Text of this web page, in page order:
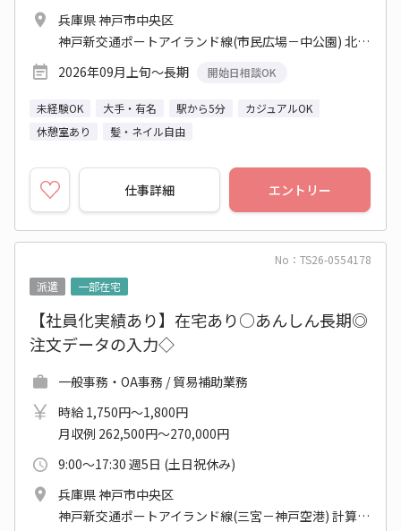
兵庫県 神戸市中央区
神戸新交通ポートアイランド線(市民広場－中公園) 北埠頭駅 他
2026年09月上旬～長期
開始日相談OK
未経験OK 大手・有名 駅から5分
カジュアルOK
休憩室あり
髪・ネイル自由
仕事詳細 エントリー
No：TS26-0554178
派遣
一部在宅
【社員化実績あり】在宅あり○あんしん長期◎
注文データの入力◇
一般事務・OA事務 / 貿易補助業務
時給 1,750円～1,800円
月収例 262,500円～270,000円
9:00～17:30 週5日 (土日祝休み)
兵庫県 神戸市中央区
神戸新交通ポートアイランド線(三宮－神戸空港) 計算科学センター駅 他